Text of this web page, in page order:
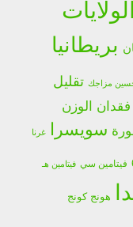
الولايات
بريطانيا
مزاجك تقليل
الوزن
سويسرا غرنا
فيتامين سي فيتامين هـ
هونج كونج